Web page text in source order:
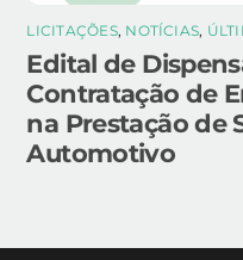
LICITAÇÕES, NOTÍCIAS,
Edital de
Contratação de
na Prestação de
Automotivo